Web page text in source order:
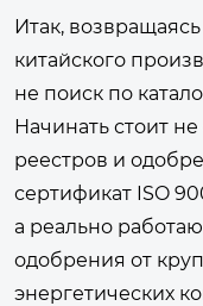
Итак,
китайского
не поиск по
Начинать стоит
реестров и
сертификат ISO
а реально
одобрения от
энергетических